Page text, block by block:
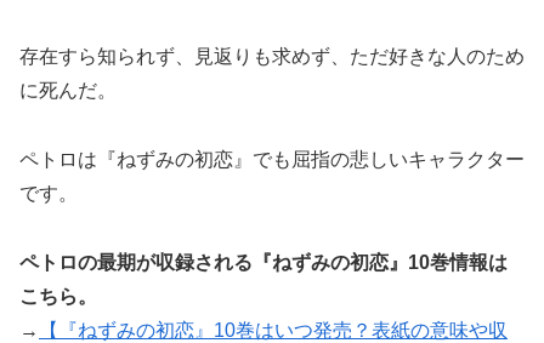
存在すら知られず、見返りも求めず、ただ好きな人のため
に死んだ。
ペトロは『ねずみの初恋』でも屈指の悲しいキャラクター
です。
ペトロの最期が収録される『ねずみの初恋』10巻情報は
こちら。
→
【『ねずみの初恋』10巻はいつ発売？表紙の意味や収